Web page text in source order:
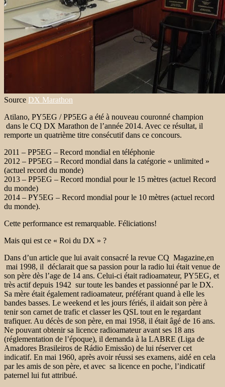
Source DX Marathon
Atilano, PY5EG / PP5EG a été à nouveau couronné champion
dans le CQ DX Marathon de l’année 2014. Avec ce résultat, il
remporte un quatrième titre consécutif dans ce concours.
2011 – PP5EG – Record mondial en téléphonie
2012 – PP5EG – Record mondial dans la catégorie « unlimited »
(actuel record du monde)
2013 – PP5EG – Record mondial pour le 15 mètres (actuel Record
du monde)
2014 – PY5EG – Record mondial pour le 10 mètres (actuel record
du monde).
Cette performance est remarquable. Féliciations!
Mais qui est ce « Roi du DX » ?
Dans d’un article que lui avait consacré la revue CQ Magazine,en
mai 1998, il déclarait que sa passion pour la radio lui était venue de
son père dès l’age de 14 ans. Celui-ci était radioamateur, PY5EG, et
très actif depuis 1942 sur toute les bandes et passionné par le DX.
Sa mère était également radioamateur, préférant quand à elle les
bandes basses. Le weekend et les jours fériés, il aidait son père à
tenir son carnet de trafic et classer les QSL tout en le regardant
trafiquer. Au décès de son père, en mai 1958, il était âgé de 16 ans.
Ne pouvant obtenir sa licence radioamateur avant ses 18 ans
(réglementation de l’époque), il demanda à la LABRE (Liga de
Amadores Brasileiros de Rádio Emissão) de lui réserver cet
indicatif. En mai 1960, après avoir réussi ses examens, aidé en cela
par les amis de son père, et avec sa licence en poche, l’indicatif
paternel lui fut attribué.